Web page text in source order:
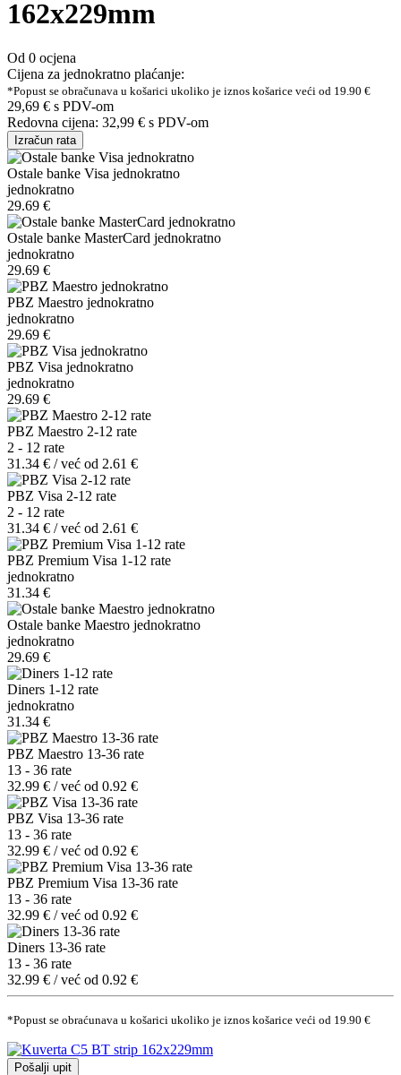
162x229mm
Od 0 ocjena
Cijena za jednokratno plaćanje:
*Popust se obračunava u košarici ukoliko je iznos košarice veći od 19.90 €
29,69 € s PDV-om
Redovna cijena: 32,99 € s PDV-om
Izračun rata
Ostale banke Visa jednokratno
jednokratno
29.69 €
Ostale banke MasterCard jednokratno
jednokratno
29.69 €
PBZ Maestro jednokratno
jednokratno
29.69 €
PBZ Visa jednokratno
jednokratno
29.69 €
PBZ Maestro 2-12 rate
2 - 12 rate
31.34 € / već od 2.61 €
PBZ Visa 2-12 rate
2 - 12 rate
31.34 € / već od 2.61 €
PBZ Premium Visa 1-12 rate
jednokratno
31.34 €
Ostale banke Maestro jednokratno
jednokratno
29.69 €
Diners 1-12 rate
jednokratno
31.34 €
PBZ Maestro 13-36 rate
13 - 36 rate
32.99 € / već od 0.92 €
PBZ Visa 13-36 rate
13 - 36 rate
32.99 € / već od 0.92 €
PBZ Premium Visa 13-36 rate
13 - 36 rate
32.99 € / već od 0.92 €
Diners 13-36 rate
13 - 36 rate
32.99 € / već od 0.92 €
*Popust se obraćunava u košarici ukoliko je iznos košarice veći od 19.90 €
Pošalji upit